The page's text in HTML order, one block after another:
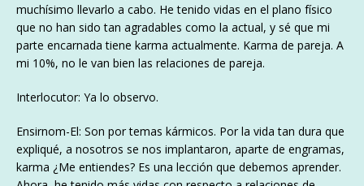
muchísimo llevarlo a cabo. He tenido vidas en el plano físico
que no han sido tan agradables como la actual, y sé que mi
parte encarnada tiene karma actualmente. Karma de pareja. A
mi 10%, no le van bien las relaciones de pareja.
Interlocutor: Ya lo observo.
Ensirnom-El: Son por temas kármicos. Por la vida tan dura que
expliqué, a nosotros se nos implantaron, aparte de engramas,
karma ¿Me entiendes? Es una lección que debemos aprender.